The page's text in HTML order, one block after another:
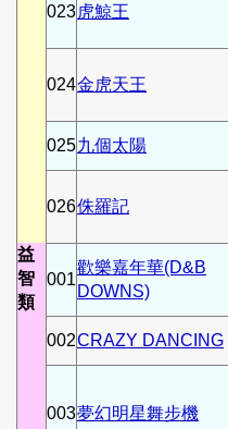
023虎鯨王
024金虎天王
025九個太陽
026侏羅記
益
智
類
001
歡樂嘉年華(D&B
DOWNS)
002CRAZY DANCING
003夢幻明星舞步機